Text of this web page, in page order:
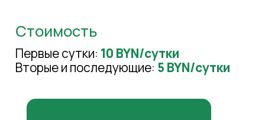
Стоимость
Первые сутки: 10 BYN/сутки
Вторые и последующие: 5 BYN/сутки